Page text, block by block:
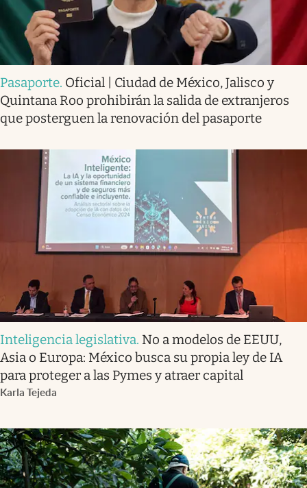
Pasaporte. Oficial | Ciudad de México, Jalisco y
Quintana Roo prohibirán la salida de extranjeros
que posterguen la renovación del pasaporte
Inteligencia legislativa. No a modelos de EEUU,
Asia o Europa: México busca su propia ley de IA
para proteger a las Pymes y atraer capital
Karla Tejeda